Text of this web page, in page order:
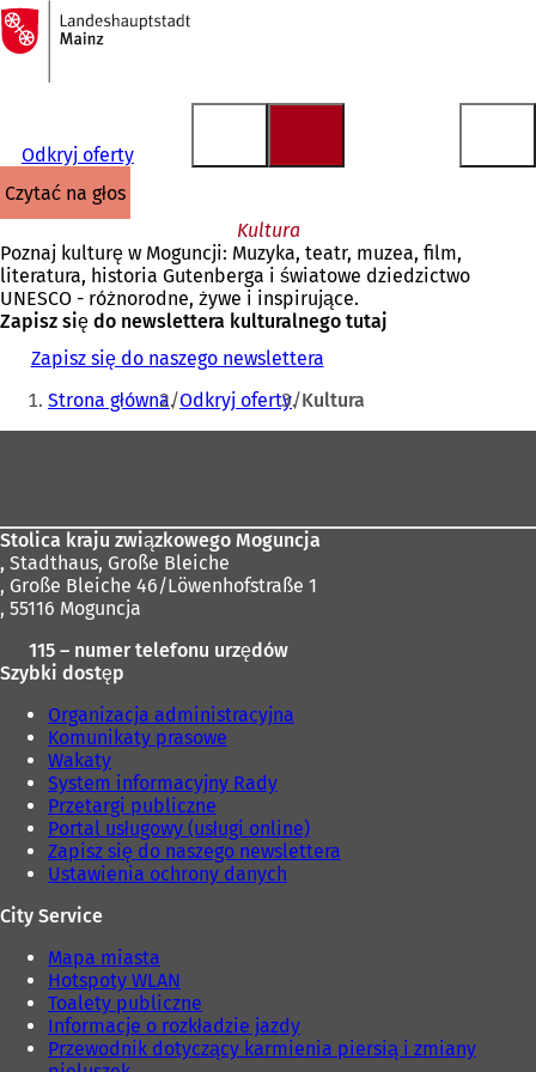
Przejdź do treści
Do
strony
głównej
Odkryj oferty
czytać na głos
Kultura
Poznaj kulturę w Moguncji: Muzyka, teatr, muzea, film,
literatura, historia Gutenberga i światowe dziedzictwo
UNESCO - różnorodne, żywe i inspirujące.
Zapisz się do newslettera kulturalnego tutaj
Zapisz się do naszego newslettera
Jesteś
tutaj:
Strona główna Odkryj oferty Kultura
Stolica kraju związkowego Moguncja
, Stadthaus, Große Bleiche
, Große Bleiche 46/Löwenhofstraße 1
, 55116 Moguncja
115 – numer telefonu urzędów
Szybki dostęp
Organizacja administracyjna
Komunikaty prasowe
Wakaty
System informacyjny Rady
Przetargi publiczne
Portal usługowy (usługi online)
Zapisz się do naszego newslettera
Ustawienia ochrony danych
City Service
Mapa miasta
Hotspoty WLAN
Toalety publiczne
Informacje o rozkładzie jazdy
Przewodnik dotyczący karmienia piersią i zmiany